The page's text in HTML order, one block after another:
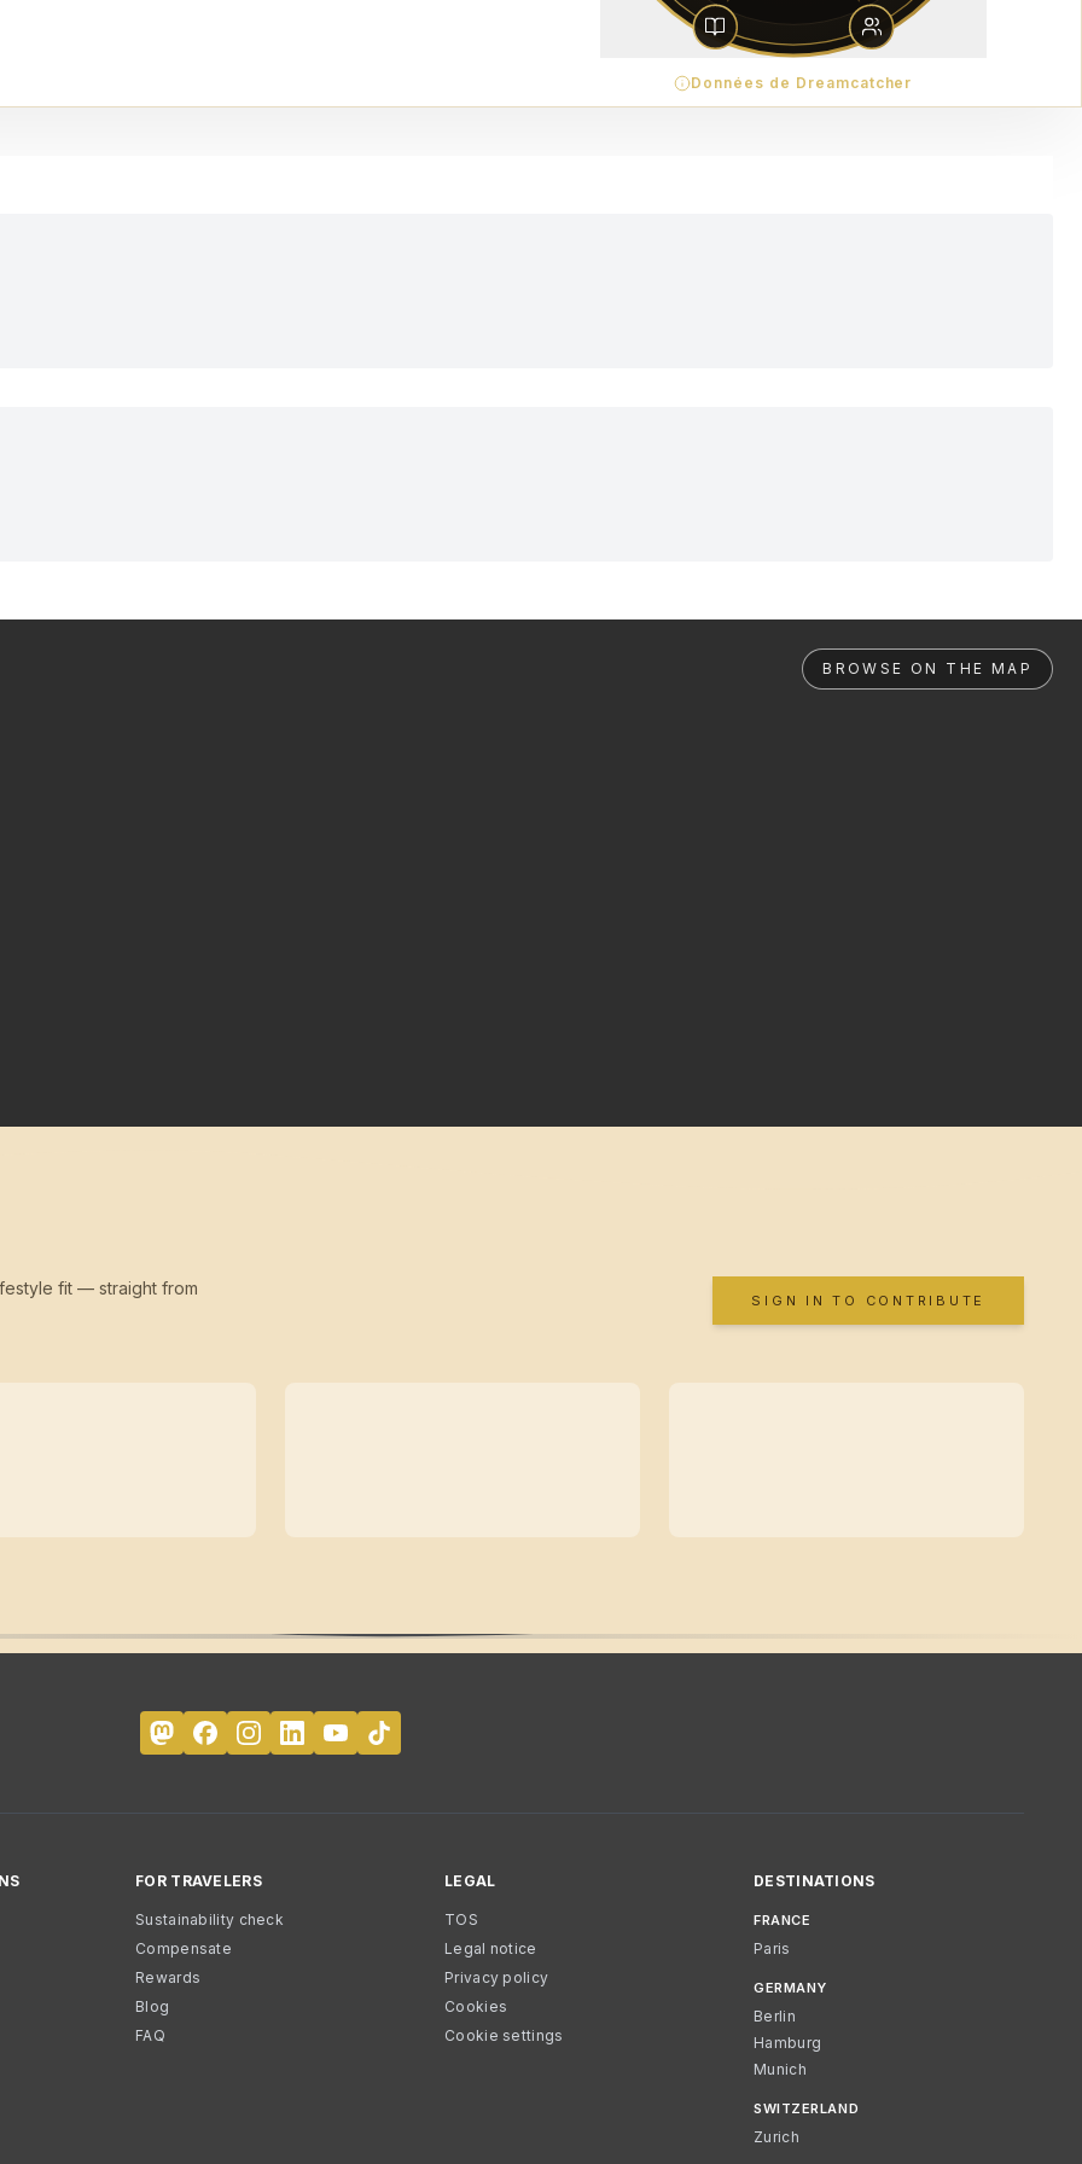
Données de Dreamcatcher
BROWSE ON THE MAP
fit — straight from
SIGN IN TO CONTRIBUTE
FOR TRAVELERS
Sustainability check
Compensate
Rewards
Blog
FAQ
LEGAL
TOS
Legal notice
Privacy policy
Cookies
Cookie settings
DESTINATIONS
FRANCE
Paris
GERMANY
Berlin
Hamburg
Munich
SWITZERLAND
Zurich